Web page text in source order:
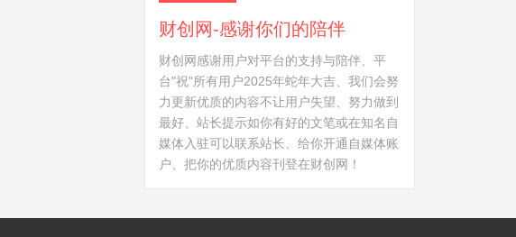
财创网-感谢你们的陪伴
财创网感谢用户对平台的支持与陪伴、平
台"祝"所有用户2025年蛇年大吉、我们会努
力更新优质的内容不让用户失望、努力做到
最好、站长提示如你有好的文笔或在知名自
媒体入驻可以联系站长、给你开通自媒体账
户、把你的优质内容刊登在财创网！